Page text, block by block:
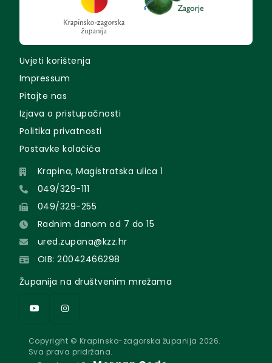
Uvjeti korištenja
Impressum
Pitajte nas
Izjava o pristupačnosti
Politika privatnosti
Postavke kolačića
Krapina, Magistratska ulica 1
049/329-111
049/329-255
Radnim danom od 7 do 15
ured.zupana@kzz.hr
OIB: 20042466298
Županija na društvenim mrežama
Copyright © Krapinsko-zagorska županija 2026.
Sva prava pridržana.